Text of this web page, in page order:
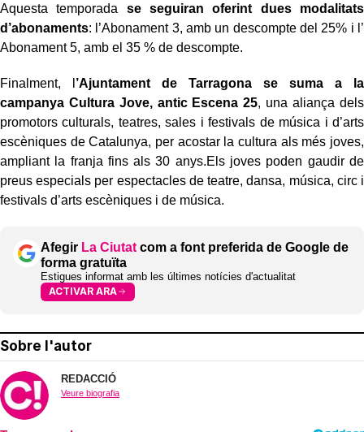
Aquesta temporada se seguiran oferint dues modalitats
d’abonaments: l’Abonament 3, amb un descompte del 25% i l’
Abonament 5, amb el 35 % de descompte.
Finalment, l ’Ajuntament de Tarragona se suma a la
campanya Cultura Jove, antic Escena 25, una aliança dels
promotors culturals, teatres, sales i festivals de música i d’arts
escèniques de Catalunya, per acostar la cultura als més joves,
ampliant la franja fins als 30 anys.Els joves poden gaudir de
preus especials per espectacles de teatre, dansa, música, circ i
festivals d’arts escèniques i de música.
Afegir La Ciutat com a font preferida de Google de
forma gratuïta
Estigues informat amb les últimes notícies d'actualitat
ACTIVAR ARA
Sobre l'autor
REDACCIÓ
Veure biografia